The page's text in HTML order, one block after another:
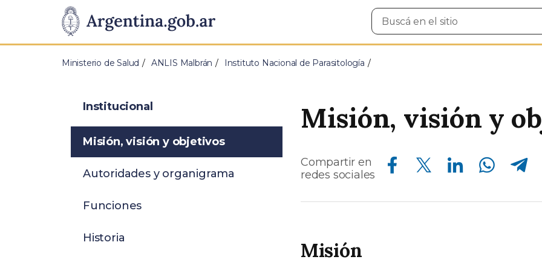
Presidencia
de
Pasar al contenido principal
Buscar
en
Ministerio de Salud ANLIS Malbrán Instituto Nacional de Parasitología
Misión, visión y
Compartir en
redes sociales
Compartir en Facebook Compartir en Twitter Compartir en Linkedin Compartir en Whatsapp Compartir en Telegram
Misión
Institucional
Misión, visión y objetivos
Autoridades y organigrama
Funciones
Historia